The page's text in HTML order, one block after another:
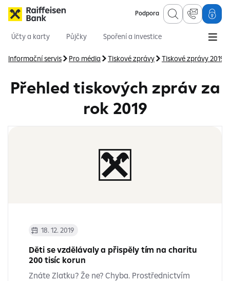
Podpora
Účty a karty Půjčky
Spoření a investice
Informační servis
Pro média Tiskové zprávy Tiskové zprávy 2019
Přehled tiskových zpráv za
rok 2019
18. 12. 2019
Děti se vzdělávaly a přispěly tím na charitu
200 tisíc korun
Znáte Zlatku? Že ne? Chyba. Prostřednictvím